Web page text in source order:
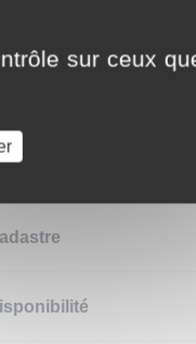
sur ceux